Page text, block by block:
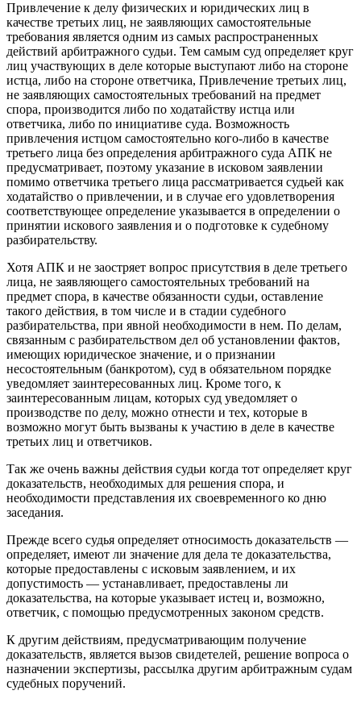
Привлечение к делу физических и юридических лиц в
качестве третьих лиц, не заявляющих самостоятельные
требования является одним из самых распространенных
действий арбитражного судьи. Тем самым суд определяет круг
лиц участвующих в деле которые выступают либо на стороне
истца, либо на стороне ответчика, Привлечение третьих лиц,
не заявляющих самостоятельных требований на предмет
спора, производится либо по ходатайству истца или
ответчика, либо по инициативе суда. Возможность
привлечения истцом самостоятельно кого-либо в качестве
третьего лица без определения арбитражного суда АПК не
предусматривает, поэтому указание в исковом заявлении
помимо ответчика третьего лица рассматривается судьей как
ходатайство о привлечении, и в случае его удовлетворения
соответствующее определение указывается в определении о
принятии искового заявления и о подготовке к судебному
разбирательству.
Хотя АПК и не заостряет вопрос присутствия в деле третьего
лица, не заявляющего самостоятельных требований на
предмет спора, в качестве обязанности судьи, оставление
такого действия, в том числе и в стадии судебного
разбирательства, при явной необходимости в нем. По делам,
связанным с разбирательством дел об установлении фак­тов,
имеющих юридическое значение, и о признании
несостоятельным (банкротом), суд в обязательном порядке
уведомляет заинтересованных лиц. Кроме того, к
заинтересованным лицам, которых суд уведомляет о
производстве по делу, можно отнести и тех, которые в
возможно могут быть вызваны к участию в деле в качестве
третьих лиц и ответчиков.
Так же очень важны действия судьи когда тот определяет круг
доказательств, необходимых для решения спора, и
необходимости представления их своевременного ко дню
заседания.
Прежде всего судья определяет относимость доказательств —
определяет, имеют ли значение для дела те доказательства,
которые предоставлены с исковым заявлением, и их
допустимость — устанавливает, предоставлены ли
доказательства, на которые указывает истец и, возможно,
ответчик, с помощью предусмотренных законом средств.
К другим действиям, предусматривающим получение
доказательств, является вызов свидетелей, решение вопроса о
назначении экспертизы, рассылка другим арбитражным судам
судебных поручений.